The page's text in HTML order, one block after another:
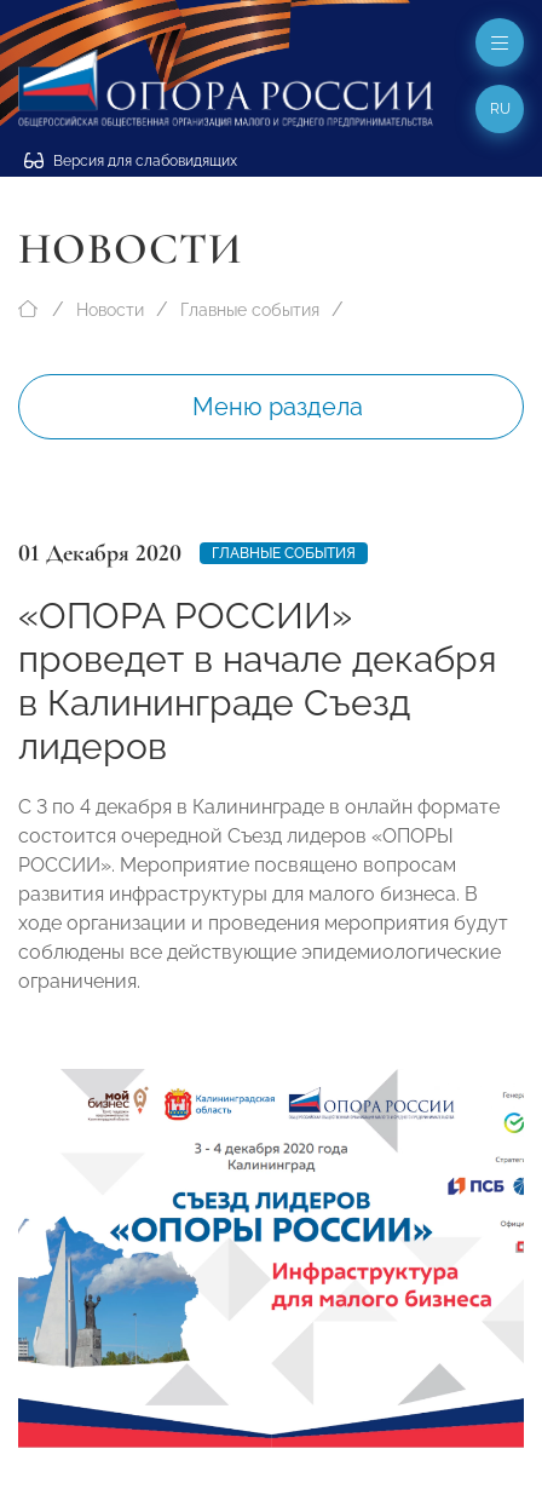
Версия для слабовидящих
RU
НОВОСТИ
Новости Главные события
Меню раздела
01 Декабря 2020 ГЛАВНЫЕ СОБЫТИЯ
«ОПОРА РОССИИ»
проведет в начале декабря
в Калининграде Съезд
лидеров
С 3 по 4 декабря в Калининграде в онлайн формате
состоится очередной Съезд лидеров «ОПОРЫ
РОССИИ». Мероприятие посвящено вопросам
развития инфраструктуры для малого бизнеса. В
ходе организации и проведения мероприятия будут
соблюдены все действующие эпидемиологические
ограничения.